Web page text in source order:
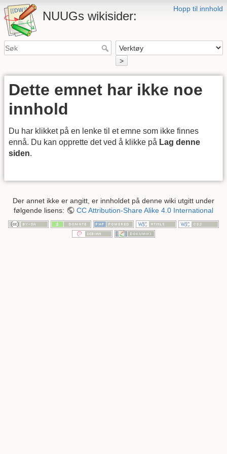
Hopp til innhold
NUUGs wikisider:
>
Dette emnet har ikke noe
innhold
Du har klikket på en lenke til et emne som ikke finnes
ennå. Du kan opprette det ved å klikke på Lag denne
siden.
Der annet ikke er angitt, er innholdet på denne wiki utgitt under
følgende lisens:
CC Attribution-Share Alike 4.0 International